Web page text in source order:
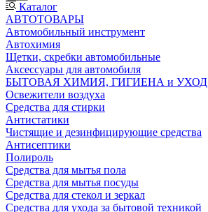
Каталог
АВТОТОВАРЫ
Автомобильный инструмент
Автохимия
Щетки, скребки автомобильные
Аксессуары для автомобиля
БЫТОВАЯ ХИМИЯ, ГИГИЕНА и УХОД
Освежители воздуха
Средства для стирки
Антистатики
Чистящие и дезинфицирующие средства
Антисептики
Полироль
Средства для мытья пола
Средства для мытья посуды
Средства для стекол и зеркал
Средства для ухода за бытовой техникой